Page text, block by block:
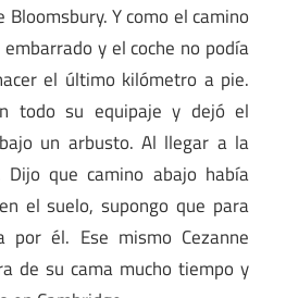
Bloomsbury. Y como el camino
y el coche no podía
el último kilómetro a pie.
todo su equipaje y dejó el
un arbusto. Al llegar a la
Dijo que camino abajo había
el suelo, supongo que para
él. Ese mismo Cezanne
de su cama mucho tiempo y